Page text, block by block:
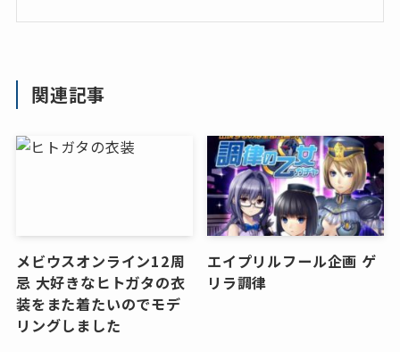
関連記事
メビウスオンライン12周
忌 大好きなヒトガタの衣
装をまた着たいのでモデ
リングしました
エイプリルフール企画 ゲ
リラ調律